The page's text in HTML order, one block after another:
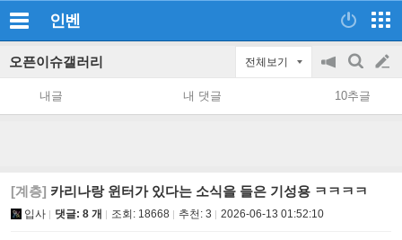
인벤
오픈이슈갤러리 전체보기
공
지
on/off
검
색
글
쓰
내글 내 댓글 10추글
[계층] 카리나랑 윈터가 있다는 소식을 들은 기성용 ㅋㅋㅋㅋ
입사 댓글: 8 개 조회: 18668 추천: 3 2026-06-13 01:52:10